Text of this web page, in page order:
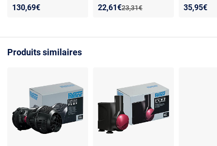
dB - Compatible
130,69€
L/h - Silencieuse
Ancien prix :
23,31€
Nouveau prix :
22,61€
Réduction de : 35,95€
Produits similaires